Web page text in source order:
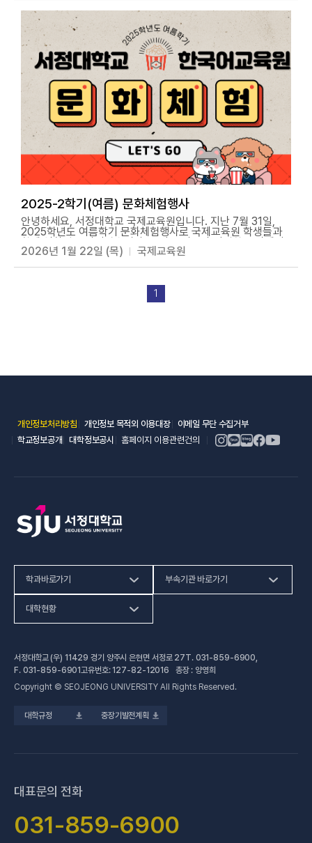
사를 위해 학생들을 세심히 챙겨주신 선생님들과 열정적으로
참여해준 모든 학생 여러분께 진심으로 감사드립니다. 그날의
활기차고 즐거운 순간들을 사진으로 함께 전합니다. 앞으로도
국제교육원은 다양한 체험 활동을 통해 학생들이 한국 문화를
느끼고 서로 교류하는 시간을 만들어가겠습니다. 함께해주신
모든 분들께 다시 한번 감사드리며, 앞으로의 활동에도 많은 관
심과 응원 부탁드립니다.
2025-2학기(여름) 문화체험행사
안녕하세요, 서정대학교 국제교육원입니다. 지난 7월 31일,
2025학년도 여름학기 문화체험행사로 국제교육원 학생들과
한국 영화를 관람하며 선생님, 친구들과 함께 즐거운 시간을 보
당시의 즐거운 순간들을 사진으로 함께 전합니다. 앞으로도 다
양한 체험 활동을 통해 학생들이 많은 것을 배우며 한국을 더욱
깊이 이해하고 느낄 수 있도록 노력하겠습니다. 많은 관심 부탁
2026년 1월 22일 (목) 국제교육원
1
개인정보처리방침(새 창 열림)
개인정보 목적외 이용대장(새 창 열림)
이메일 무단 수집거부(새 창 열림)
학교정보공개(새 창 열림)
대학정보공시(새 창 열림)
홈페이지 이용관련건의
학과바로가기
인문사회계열
공학계열
전문기술석사
부속기관 바로가기
건강증진센터(새 창 열림)
교육혁신지원센터(새 창 열림)
성인학습지원센터
대학현황
대학정보공시 (새 창 열림)
업무추진비 사용내역
법정위원회 회의록
대학규정 중장기발전계획
서정대학교 (우) 11429 경기 양주시 은현면 서정로 27T. 031-859-6900,
F. 031-859-6901고유번호: 127-82-12016 총장 : 양영희
Copyright © SEOJEONG UNIVERSITY All Rights Reserved.
대표문의 전화
031-859-6900